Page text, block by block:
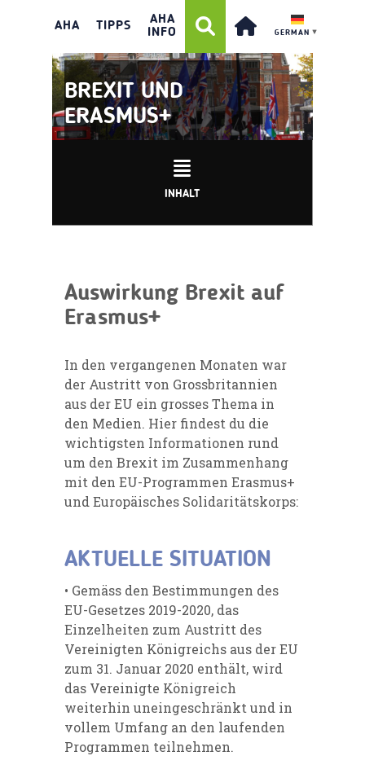
AHA TIPPS
AHA
INFO
GERMAN ▼
BREXIT UND
ERASMUS+
INHALT
Auswirkung Brexit auf
Erasmus+
In den vergangenen Monaten war
der Austritt von Grossbritannien
aus der EU ein grosses Thema in
den Medien. Hier findest du die
wichtigsten Informationen rund
um den Brexit im Zusammenhang
mit den EU-Programmen Erasmus+
und Europäisches Solidaritätskorps:
AKTUELLE SITUATION
• Gemäss den Bestimmungen des
EU-Gesetzes 2019-2020, das
Einzelheiten zum Austritt des
Vereinigten Königreichs aus der EU
zum 31. Januar 2020 enthält, wird
das Vereinigte Königreich
weiterhin uneingeschränkt und in
vollem Umfang an den laufenden
Programmen teilnehmen.